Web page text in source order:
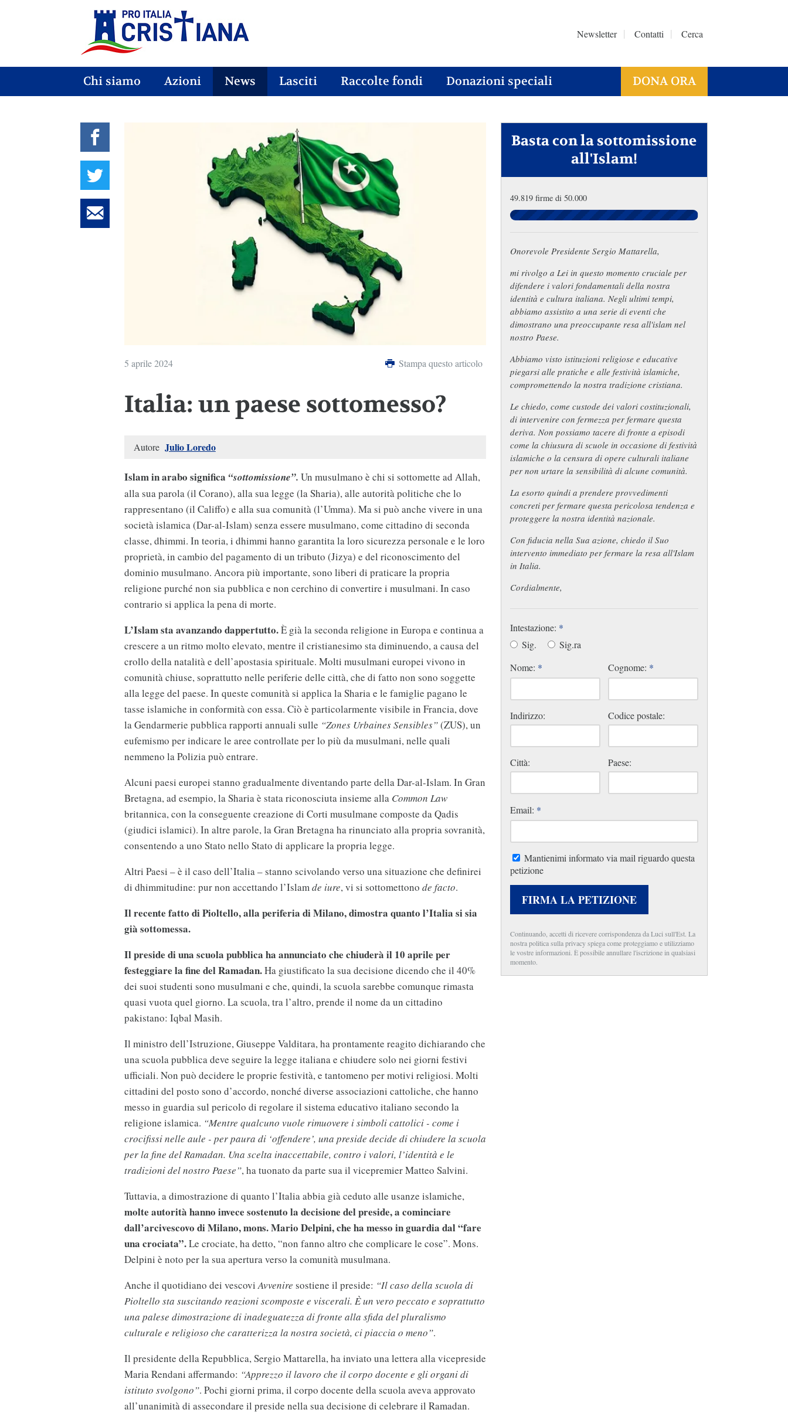
Newsletter Contatti Cerca
Chi siamo Azioni News Lasciti Raccolte fondi Donazioni speciali DONA ORA
5 aprile 2024 Stampa questo articolo
Italia: un paese sottomesso?
Autore Julio Loredo
Islam in arabo significa “sottomissione”. Un musulmano è chi si sottomette ad Allah,
alla sua parola (il Corano), alla sua legge (la Sharia), alle autorità politiche che lo
rappresentano (il Califfo) e alla sua comunità (l’Umma). Ma si può anche vivere in una
società islamica (Dar-al-Islam) senza essere musulmano, come cittadino di seconda
classe, dhimmi. In teoria, i dhimmi hanno garantita la loro sicurezza personale e le loro
proprietà, in cambio del pagamento di un tributo (Jizya) e del riconoscimento del
dominio musulmano. Ancora più importante, sono liberi di praticare la propria
religione purché non sia pubblica e non cerchino di convertire i musulmani. In caso
contrario si applica la pena di morte.
L’Islam sta avanzando dappertutto.È già la seconda religione in Europa e continua a
crescere a un ritmo molto elevato, mentre il cristianesimo sta diminuendo, a causa del
crollo della natalità e dell’apostasia spirituale. Molti musulmani europei vivono in
comunità chiuse, soprattutto nelle periferie delle città, che di fatto non sono soggette
alla legge del paese. In queste comunità si applica la Sharia e le famiglie pagano le
tasse islamiche in conformità con essa. Ciò è particolarmente visibile in Francia, dove
la Gendarmerie pubblica rapporti annuali sulle “Zones Urbaines Sensibles”(ZUS), un
eufemismo per indicare le aree controllate per lo più da musulmani, nelle quali
nemmeno la Polizia può entrare.
Alcuni paesi europei stanno gradualmente diventando parte della Dar-al-Islam. In Gran
Bretagna, ad esempio, la Sharia è stata riconosciuta insieme alla Common Law
britannica, con la conseguente creazione di Corti musulmane composte da Qadis
(giudici islamici). In altre parole, la Gran Bretagna ha rinunciato alla propria sovranità,
consentendo a uno Stato nello Stato di applicare la propria legge.
Altri Paesi – è il caso dell’Italia – stanno scivolando verso una situazione che definirei
di dhimmitudine: pur non accettando l’Islamde iure, vi si sottomettono de facto.
Il recente fatto di Pioltello, alla periferia di Milano, dimostra quanto l’Italia si sia
già sottomessa.
Il preside di una scuola pubblica ha annunciato che chiuderà il 10 aprile per
festeggiare la fine del Ramadan.Ha giustificato la sua decisione dicendo che il 40%
dei suoi studenti sono musulmani e che, quindi, la scuola sarebbe comunque rimasta
quasi vuota quel giorno. La scuola, tra l’altro, prende il nome da un cittadino
pakistano: Iqbal Masih.
Il ministro dell’Istruzione, Giuseppe Valditara, ha prontamente reagito dichiarando che
una scuola pubblica deve seguire la legge italiana e chiudere solo nei giorni festivi
ufficiali. Non può decidere le proprie festività, e tantomeno per motivi religiosi. Molti
cittadini del posto sono d’accordo, nonché diverse associazioni cattoliche, che hanno
messo in guardia sul pericolo di regolare il sistema educativo italiano secondo la
religione islamica. “Mentre qualcuno vuole rimuovere i simboli cattolici - come i
crocifissi nelle aule - per paura di ‘offendere’, una preside decide di chiudere la scuola
per la fine del Ramadan. Una scelta inaccettabile, contro i valori, l’identità e le
tradizioni del nostro Paese”, ha tuonato da parte sua il vicepremier Matteo Salvini.
Tuttavia, a dimostrazione di quanto l’Italia abbia già ceduto alle usanze islamiche,
molte autorità hanno invece sostenuto la decisione del preside, a cominciare
dall’arcivescovo di Milano, mons. Mario Delpini, che ha messo in guardia dal “fare
una crociata”.Le crociate, ha detto, “non fanno altro che complicare le cose”. Mons.
Delpini è noto per la sua apertura verso la comunità musulmana.
Anche il quotidiano dei vescoviAvvenire sostiene il preside: “Il caso della scuola di
Pioltello sta suscitando reazioni scomposte e viscerali. È un vero peccato e soprattutto
una palese dimostrazione di inadeguatezza di fronte alla sfida del pluralismo
culturale e religioso che caratterizza la nostra società, ci piaccia o meno”.
Il presidente della Repubblica, Sergio Mattarella, ha inviato una lettera alla vicepreside
Maria Rendani affermando: “Apprezzo il lavoro che il corpo docente e gli organi di
istituto svolgono”. Pochi giorni prima, il corpo docente della scuola aveva approvato
all’unanimità di assecondare il preside nella sua decisione di celebrare il Ramadan.
Basta con la sottomissione
all'Islam!
49.819 firme di 50.000
Onorevole Presidente Sergio Mattarella,
mi rivolgo a Lei in questo momento cruciale per
difendere i valori fondamentali della nostra
identità e cultura italiana. Negli ultimi tempi,
abbiamo assistito a una serie di eventi che
dimostrano una preoccupante resa all'islam nel
nostro Paese.
Abbiamo visto istituzioni religiose e educative
piegarsi alle pratiche e alle festività islamiche,
compromettendo la nostra tradizione cristiana.
Le chiedo, come custode dei valori costituzionali,
di intervenire con fermezza per fermare questa
deriva. Non possiamo tacere di fronte a episodi
come la chiusura di scuole in occasione di festività
islamiche o la censura di opere culturali italiane
per non urtare la sensibilità di alcune comunità.
La esorto quindi a prendere provvedimenti
concreti per fermare questa pericolosa tendenza e
proteggere la nostra identità nazionale.
Con fiducia nella Sua azione, chiedo il Suo
intervento immediato per fermare la resa all'Islam
in Italia.
Cordialmente,
Intestazione: *
Sig.
Sig.ra
Nome: * Cognome: *
Indirizzo: Codice postale:
Città: Paese:
Email: *
Mantienimi informato via mail riguardo questa
petizione
FIRMA LA PETIZIONE
Continuando, accetti di ricevere corrispondenza da Luci sull'Est. La
nostra politica sulla privacy spiega come proteggiamo e utilizziamo
le vostre informazioni. È possibile annullare l'iscrizione in qualsiasi
momento.